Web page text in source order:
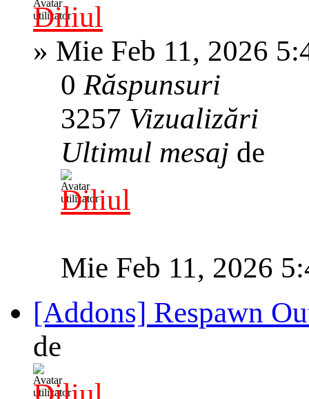
Diliul
» Mie Feb 11, 2026
0Răspunsuri
3257 Vizualizări
Ultimul mesaj de
Diliul
Mie Feb 11, 2026
[Addons] Respawn
de